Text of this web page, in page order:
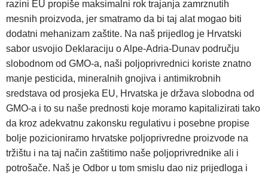
razini EU propiše maksimalni rok trajanja zamrznutih
mesnih proizvoda, jer smatramo da bi taj alat mogao biti
dodatni mehanizam zaštite. Na naš prijedlog je Hrvatski
sabor usvojio Deklaraciju o Alpe-Adria-Dunav području
slobodnom od GMO-a, naši poljoprivrednici koriste znatno
manje pesticida, mineralnih gnojiva i antimikrobnih
sredstava od prosjeka EU, Hrvatska je država slobodna od
GMO-a i to su naše prednosti koje moramo kapitalizirati tako
da kroz adekvatnu zakonsku regulativu i posebne propise
bolje pozicioniramo hrvatske poljoprivredne proizvode na
tržištu i na taj način zaštitimo naše poljoprivrednike ali i
potrošače. Naš je Odbor u tom smislu dao niz prijedloga i